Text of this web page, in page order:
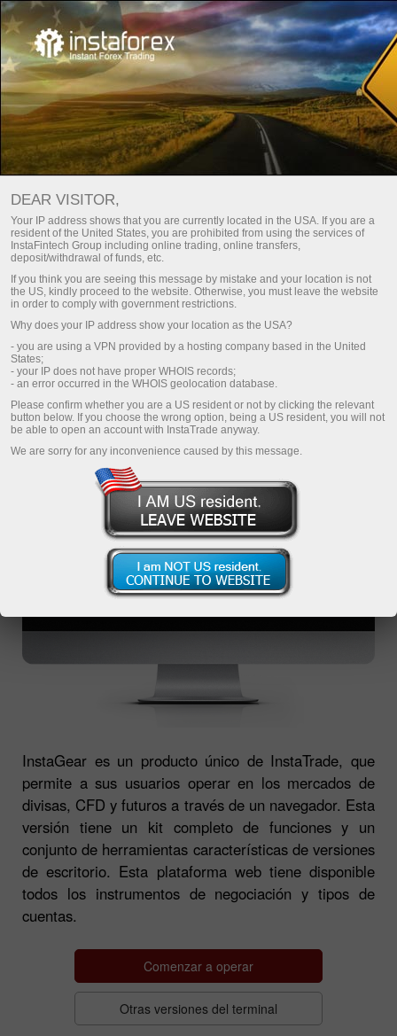
PLATAFORMA DE NEGOCIACIÓN EN
LÍNEA INSTAGEAR
Descargue la plataforma de operaciones Metatrader
PLATAFORMA DE
NEGOCIACIÓN INSTAGEAR
InstaGear es un producto único de InstaTrade, que
permite a sus usuarios operar en los mercados de
divisas, CFD y futuros a través de un navegador. Esta
versión tiene un kit completo de funciones y un
conjunto de herramientas características de versiones
de escritorio. Esta plataforma web tiene disponible
todos los instrumentos de negociación y tipos de
cuentas.
Comenzar a operar
Otras versiones del terminal
DEAR VISITOR,
Your IP address shows that you are currently located in the USA. If you are a
resident of the United States, you are prohibited from using the services of
InstaFintech Group including online trading, online transfers,
deposit/withdrawal of funds, etc.
If you think you are seeing this message by mistake and your location is not
the US, kindly proceed to the website. Otherwise, you must leave the website
in order to comply with government restrictions.
Why does your IP address show your location as the USA?
- you are using a VPN provided by a hosting company based in the United
States;
- your IP does not have proper WHOIS records;
- an error occurred in the WHOIS geolocation database.
Please confirm whether you are a US resident or not by clicking the relevant
button below. If you choose the wrong option, being a US resident, you will not
be able to open an account with InstaTrade anyway.
We are sorry for any inconvenience caused by this message.